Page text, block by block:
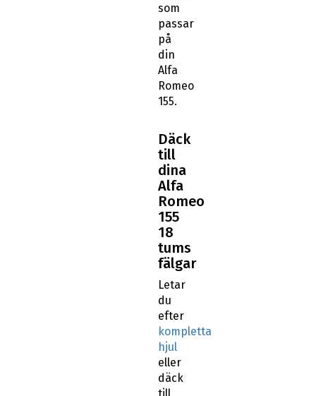
som
passar
på
din
Alfa
Romeo
155.
Däck
till
dina
Alfa
Romeo
155
18
tums
fälgar
Letar
du
efter
kompletta
hjul
eller
däck